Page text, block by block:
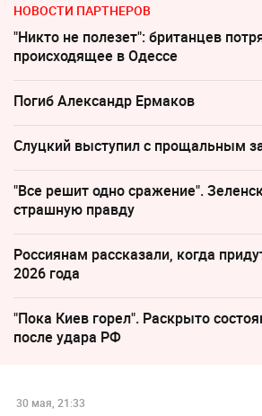
НОВОСТИ ПАРТНЕРОВ
"Никто не полезет": британцев
происходящее в Одессе
Погиб Александр Ермаков
Слуцкий выступил с прощальным
"Все решит одно сражение".
страшную правду
Россиянам рассказали, когда
2026 года
"Пока Киев горел". Раскрыто
после удара РФ
30 мая, 21:33